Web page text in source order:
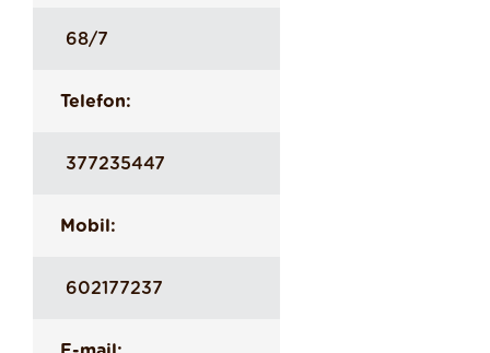
68/7
Telefon:
377235447
Mobil:
602177237